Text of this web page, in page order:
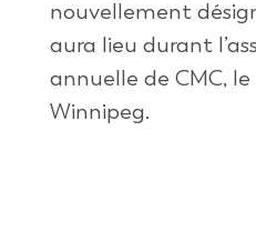
nouvellement
aura lieu durant
annuelle de CMC, le
Winnipeg.